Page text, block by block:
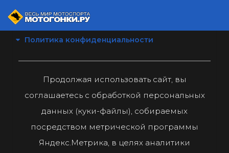
Политика конфиденциальности
Продолжая использовать сайт, вы
соглашаетесь с обработкой персональных
данных (куки-файлы), собираемых
посредством метрической программы
Яндекс.Метрика, в целях аналитики